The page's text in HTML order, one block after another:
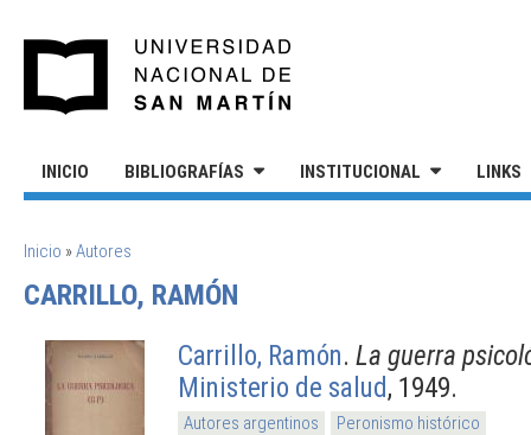
INICIO BIBLIOGRAFÍAS INSTITUCIONAL LINKS
SE ENCUENTRA USTED AQUÍ
Inicio »Autores
CARRILLO, RAMÓN
Carrillo, Ramón. La guerra
Ministerio de salud, 1949.
Autores argentinos
Peronismo histórico